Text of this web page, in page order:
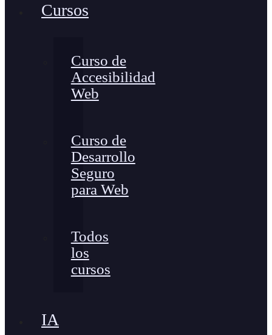
Cursos
Curso de
Accesibilidad
Web
Curso de
Desarrollo
Seguro
para Web
Todos
los
cursos
IA